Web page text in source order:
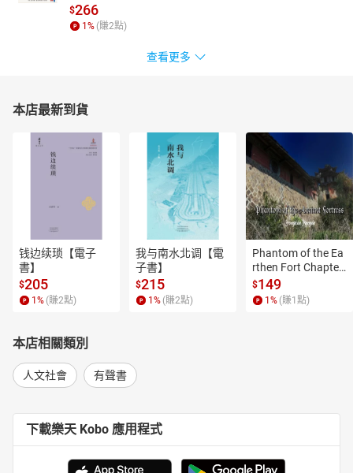
$266
1% (賺2點)
查看更多
本店最新到貨
钱边续琐【電子
書】
$205
1 % (賺2點)
我与南水北调【電
子書】
$215
1 % (賺2點)
Phantom of the Ea
rthen Fort Chapter
4【有聲書】
$149
1 % (賺1 點)
本店相關類別
人文社會 有聲書
下載樂天 Kobo 應用程式